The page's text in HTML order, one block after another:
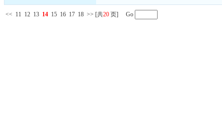
<< 11 12 13 14 15 16 17 18 >> [共20 页] Go